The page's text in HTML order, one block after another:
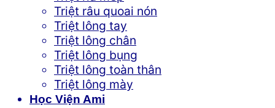
Triệt râu quoai nón
Triệt lông tay
Triệt lông chân
Triệt lông bụng
Triệt lông toàn thân
Triệt lông mày
Học Viện Ami